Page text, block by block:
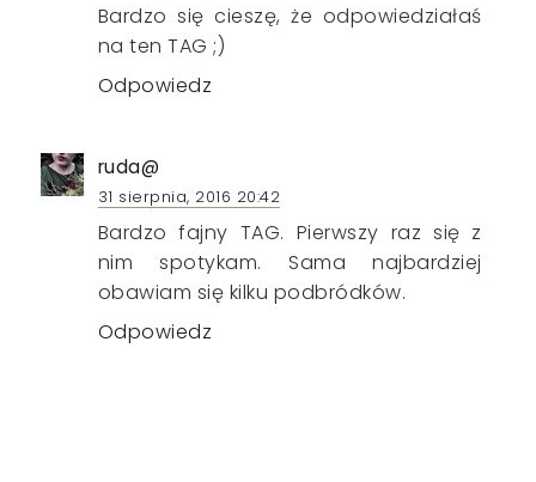
Bardzo się cieszę, że odpowiedziałaś
na ten TAG ;)
Odpowiedz
ruda@
31 sierpnia, 2016 20:42
Bardzo fajny TAG. Pierwszy raz się z
nim spotykam. Sama najbardziej
obawiam się kilku podbródków.
Odpowiedz